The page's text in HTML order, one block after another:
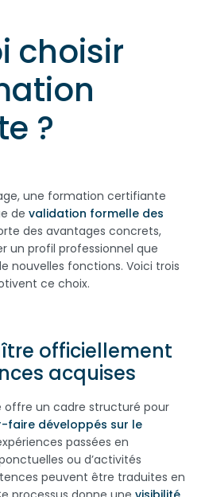
choisir
?
une formation certifiante
de validation formelle des
des avantages concrets,
un profil professionnel que
nouvelles fonctions. Voici trois
ce choix.
officiellement
acquises
un cadre structuré pour
faire développés sur le
passées en
ou d’activités
peuvent être traduites en